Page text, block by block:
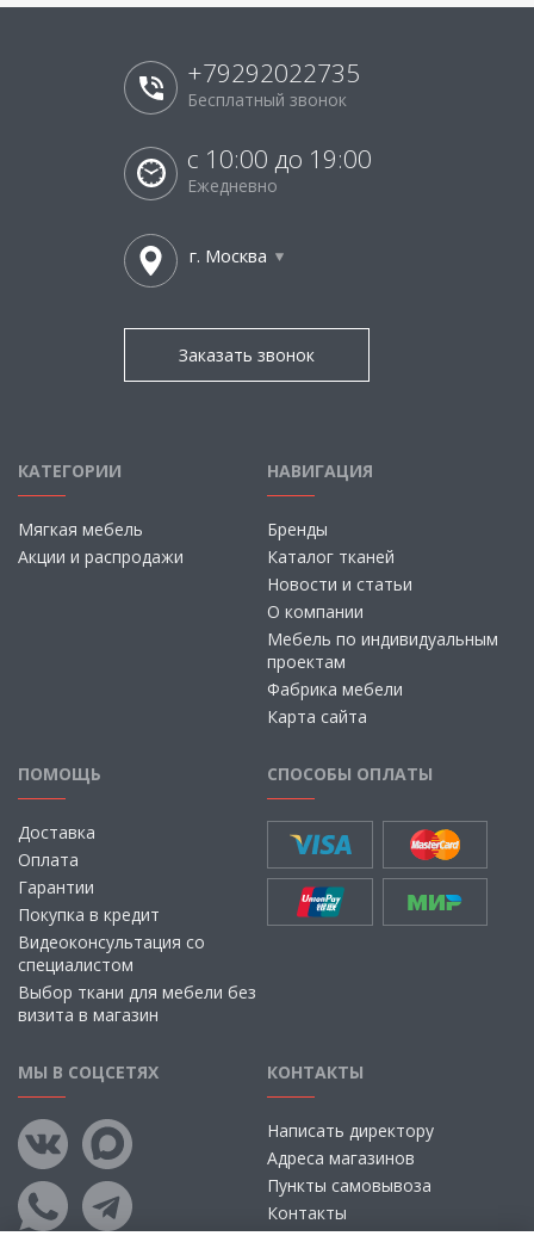
+79292022735
Бесплатный звонок
с 10:00 до 19:00
Ежедневно
г. Москва
Заказать звонок
КАТЕГОРИИ
Мягкая мебель
Акции и распродажи
НАВИГАЦИЯ
Бренды
Каталог тканей
Новости и статьи
О компании
Мебель по индивидуальным
проектам
Фабрика мебели
Карта сайта
ПОМОЩЬ
Доставка
Оплата
Гарантии
Покупка в кредит
Видеоконсультация со
специалистом
Выбор ткани для мебели без
визита в магазин
СПОСОБЫ ОПЛАТЫ
МЫ В СОЦСЕТЯХ КОНТАКТЫ
Написать директору
Адреса магазинов
Пункты самовывоза
Контакты